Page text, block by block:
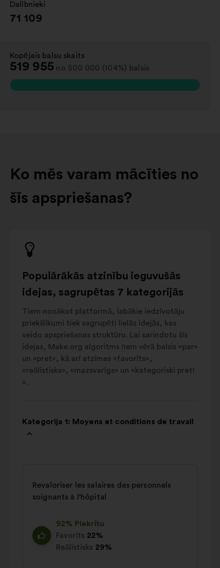
Dalībnieki
:
71 109
Kopējais balsu skaits
:
519 955 no 500 000 (104%) balsis
Ko mēs varam mācīties no
šīs apspriešanas?
Populārākās atzinību ieguvušās
idejas, sagrupētas 7 kategorijās
Tiem nonākot platformā, labākie iedzīvotāju
priekšlikumi tiek sagrupēti lielās idejās, kas
veido apspriešanas struktūru. Lai sarindotu šīs
idejas, Make.org algoritms ņem vērā balsis «par»
un «pret», kā arī atzīmes «favorīts»,
«reālistisks», «mazsvarīgs» un «kategoriski pret!
».
Kategorija 1: Moyens et conditions de travail
Revaloriser les salaires des personnels
soignants à l'hôpital
92% Piekrītu
Favorīts 22%
Reālistisks 29%